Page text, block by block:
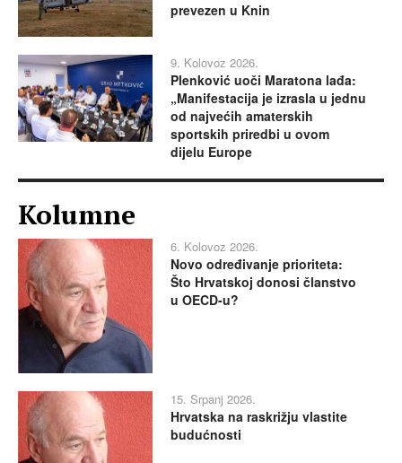
prevezen u Knin
9. Kolovoz 2026.
Plenković uoči Maratona lađa:
„Manifestacija je izrasla u jednu
od najvećih amaterskih
sportskih priredbi u ovom
dijelu Europe
Kolumne
6. Kolovoz 2026.
Novo određivanje prioriteta:
Što Hrvatskoj donosi članstvo
u OECD-u?
15. Srpanj 2026.
Hrvatska na raskrižju vlastite
budućnosti